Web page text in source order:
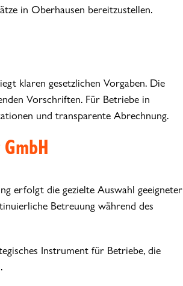
in Oberhausen bereitzustellen.
klaren gesetzlichen Vorgaben. Die
Vorschriften. Für Betriebe in
und transparente Abrechnung.
erfolgt die gezielte Auswahl geeigneter
Betreuung während des
Instrument für Betriebe, die